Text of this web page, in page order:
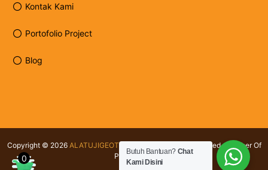
Kontak Kami
Portofolio Project
Blog
Copyright © 2026 ALATUJIGEOTEKNIK.COM
All rights reserved. Member Of
PT Testindo
Butuh Bantuan? Chat
Kami Disini
0